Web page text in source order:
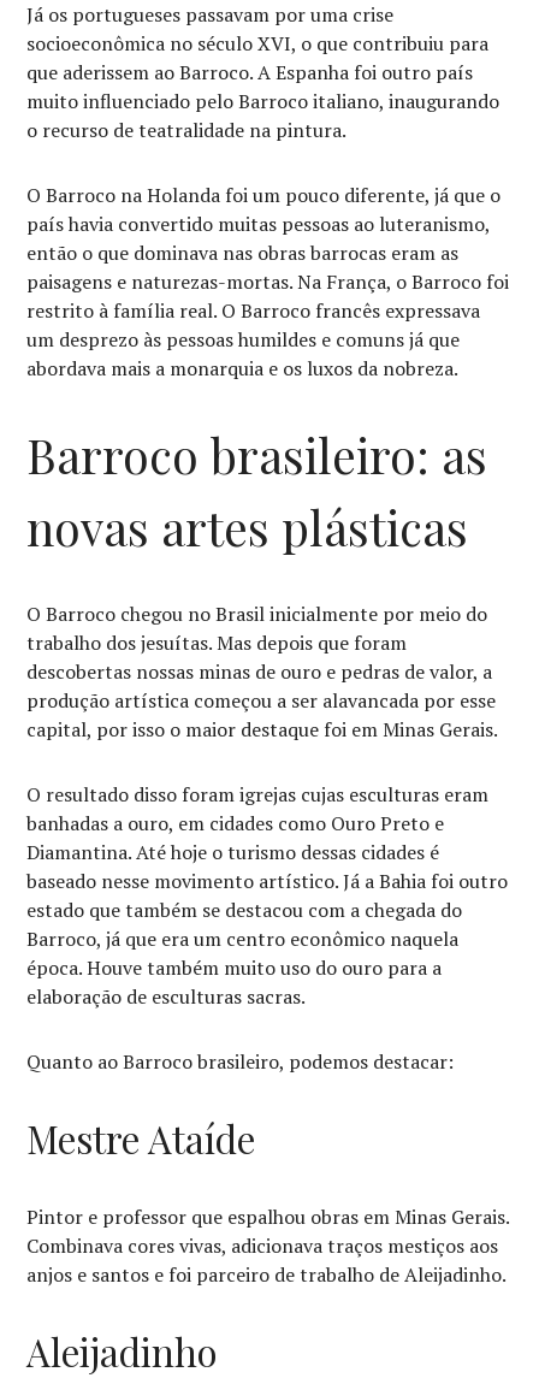
Já os portugueses passavam por uma crise
socioeconômica no século XVI, o que contribuiu para
que aderissem ao Barroco. A Espanha foi outro país
muito influenciado pelo Barroco italiano, inaugurando
o recurso de teatralidade na pintura.
O Barroco na Holanda foi um pouco diferente, já que o
país havia convertido muitas pessoas ao luteranismo,
então o que dominava nas obras barrocas eram as
paisagens e naturezas-mortas. Na França, o Barroco foi
restrito à família real. O Barroco francês expressava
um desprezo às pessoas humildes e comuns já que
abordava mais a monarquia e os luxos da nobreza.
Barroco brasileiro: as
novas artes plásticas
O Barroco chegou no Brasil inicialmente por meio do
trabalho dos jesuítas. Mas depois que foram
descobertas nossas minas de ouro e pedras de valor, a
produção artística começou a ser alavancada por esse
capital, por isso o maior destaque foi em Minas Gerais.
O resultado disso foram igrejas cujas esculturas eram
banhadas a ouro, em cidades como Ouro Preto e
Diamantina. Até hoje o turismo dessas cidades é
baseado nesse movimento artístico. Já a Bahia foi outro
estado que também se destacou com a chegada do
Barroco, já que era um centro econômico naquela
época. Houve também muito uso do ouro para a
elaboração de esculturas sacras.
Quanto ao Barroco brasileiro, podemos destacar:
Mestre Ataíde
Pintor e professor que espalhou obras em Minas Gerais.
Combinava cores vivas, adicionava traços mestiços aos
anjos e santos e foi parceiro de trabalho de Aleijadinho.
Aleijadinho